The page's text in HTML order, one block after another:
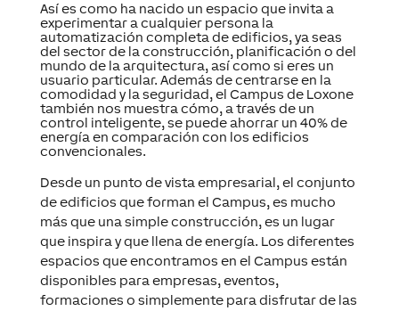
Así es como ha nacido un espacio que invita a
experimentar a cualquier persona la
automatización completa de edificios, ya seas
del sector de la construcción, planificación o del
mundo de la arquitectura, así como si eres un
usuario particular. Además de centrarse en la
comodidad y la seguridad, el Campus de Loxone
también nos muestra cómo, a través de un
control inteligente, se puede ahorrar un 40% de
energía en comparación con los edificios
convencionales.
Desde un punto de vista empresarial, el conjunto
de edificios que forman el Campus, es mucho
más que una simple construcción, es un lugar
que inspira y que llena de energía. Los diferentes
espacios que encontramos en el Campus están
disponibles para empresas, eventos,
formaciones o simplemente para disfrutar de las